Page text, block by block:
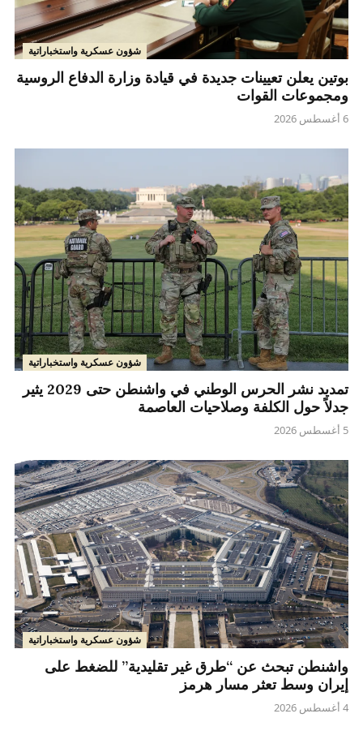
شؤون عسكرية واستخباراتية
بوتين يعلن تعيينات جديدة في قيادة وزارة الدفاع الروسية
ومجموعات القوات
6 أغسطس 2026
شؤون عسكرية واستخباراتية
تمديد نشر الحرس الوطني في واشنطن حتى 2029 يثير
جدلاً حول الكلفة وصلاحيات العاصمة
5 أغسطس 2026
شؤون عسكرية واستخباراتية
واشنطن تبحث عن “طرق غير تقليدية” للضغط على
إيران وسط تعثر مسار هرمز
4 أغسطس 2026